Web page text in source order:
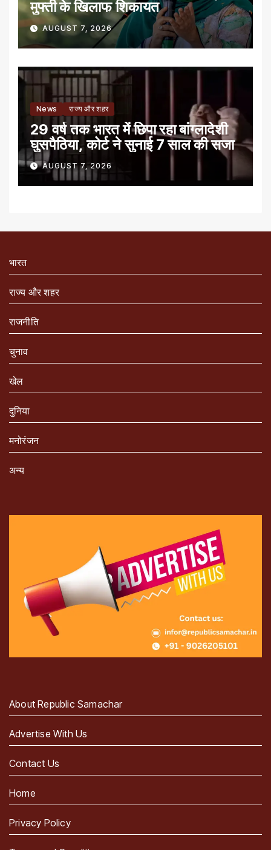
मुफ्ती के खिलाफ शिकायत
AUGUST 7, 2026
News राज्य और शहर
29 वर्ष तक भारत में छिपा रहा बांग्लादेशी
घुसपैठिया, कोर्ट ने सुनाई 7 साल की सजा
AUGUST 7, 2026
भारत
राज्य और शहर
राजनीति
चुनाव
खेल
दुनिया
मनोरंजन
अन्य
About Republic Samachar
Advertise With Us
Contact Us
Home
Privacy Policy